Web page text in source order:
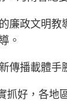
政文明
。
播載體
抓好，各地